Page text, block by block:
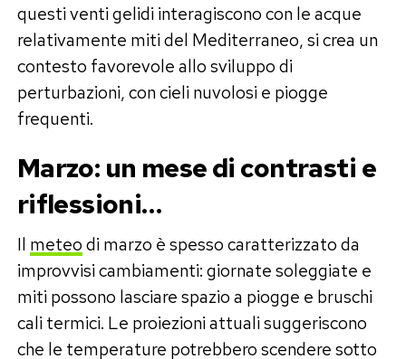
questi venti gelidi interagiscono con le acque
relativamente miti del Mediterraneo, si crea un
contesto favorevole allo sviluppo di
perturbazioni, con cieli nuvolosi e piogge
frequenti.
Marzo: un mese di contrasti e
riflessioni…
Il meteodi marzo è spesso caratterizzato da
improvvisi cambiamenti: giornate soleggiate e
miti possono lasciare spazio a piogge e bruschi
cali termici. Le proiezioni attuali suggeriscono
che le temperature potrebbero scendere sotto